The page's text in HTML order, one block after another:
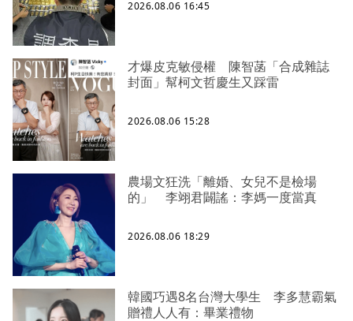
2026.08.06 16:45
才爆皮克敏侵權 陳智菡「合成雜誌
封面」幫柯文哲慶生又踩雷
2026.08.06 15:28
農場文狂洗「離婚、女兒不是檢場
的」 李翊君闢謠：李媽一度當真
2026.08.06 18:29
韓國巧遇8名台灣大學生 李多慧霸氣
贈禮人人有：畢業禮物